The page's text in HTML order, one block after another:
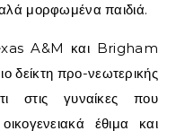
μορφωμένα παιδιά.
A&M και Brigham
δείκτη προ-νεωτερικής
στις γυναίκες που
έθιμα και